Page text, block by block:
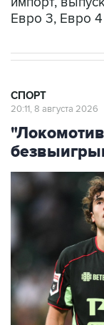
Евро 3, Евро 4
СПОРТ
20:11, 8 августа 2026